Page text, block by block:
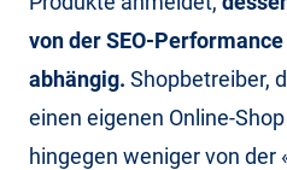
von der SEO-
abhängig. Shopbetreiber,
einen eigenen Online-
hingegen weniger von der